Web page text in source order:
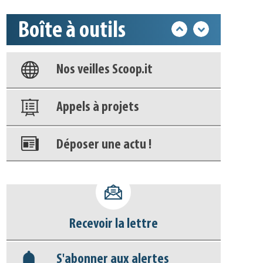
Boîte à outils
Base documentaire
Nos veilles Scoop.it
Appels à projets
Déposer une actu !
déconnecter)
Base documentaire
Recevoir la lettre
S'abonner aux alertes